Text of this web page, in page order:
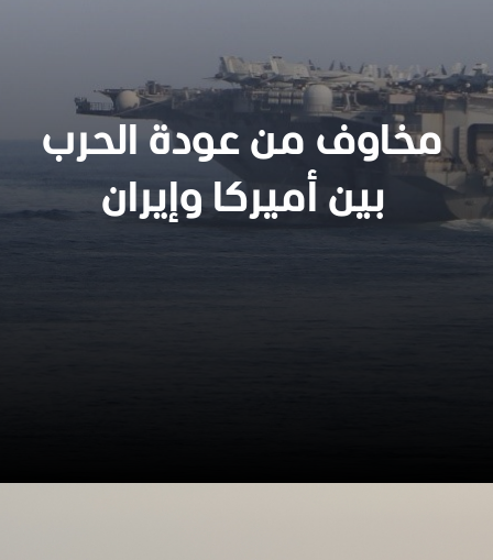
مخاوف من عودة الحرب
بين أميركا وإيران